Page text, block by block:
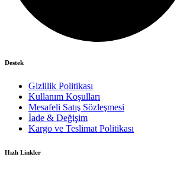
Destek
Gizlilik Politikası
Kullanım Koşulları
Mesafeli Satış Sözleşmesi
İade & Değişim
Kargo ve Teslimat Politikası
Hızlı Linkler